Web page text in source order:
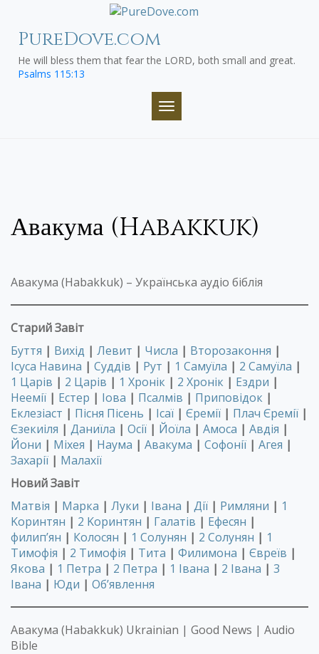
contentPureDove.com
He will bless them that fear the LORD, both small and great.
Psalms 115:13
TOGGLE NAVIGATION
Авакума (Habakkuk)
Авакума (Habakkuk) – Українська аудіо біблія
Старий Завіт
Буття | Вихід | Левит | Числа | Второзаконня |
Ісуса Навина | Суддів | Рут | 1 Самуїла | 2 Самуїла |
1 Царів | 2 Царів | 1 Хронік | 2 Хронік | Ездри |
Неемії | Естер | Іова | Псалмів | Приповідок |
Еклезіаст | Пісня Пісень | Ісаї | Єремії | Плач Єремії |
Єзекиіля | Даниїла | Осії | Йоїла | Амоса | Авдія |
Йони | Міхея | Наума | Авакума | Софонії | Агея |
Захарії | Малахії
Новий Завіт
Матвія | Марка | Луки | Івана | Дії | Римляни | 1
Kоринтян | 2 Kоринтян | Галатів | Ефесян |
филип’ян | Колосян | 1 Солунян | 2 Солунян | 1
Тимофія | 2 Тимофія | Тита | Филимона | Євреїв |
Якова | 1 Петра | 2 Петра | 1 Івана | 2 Івана | 3
Івана | Юди | Об’явлення
Авакума (Habakkuk) Ukrainian | Good News | Audio
Bible